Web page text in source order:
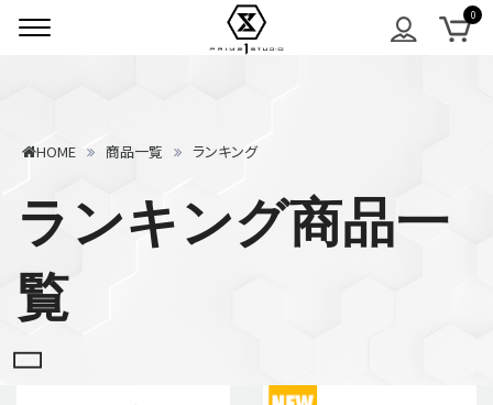
HOME 商品一覧 ランキング
ランキング商品一
覧